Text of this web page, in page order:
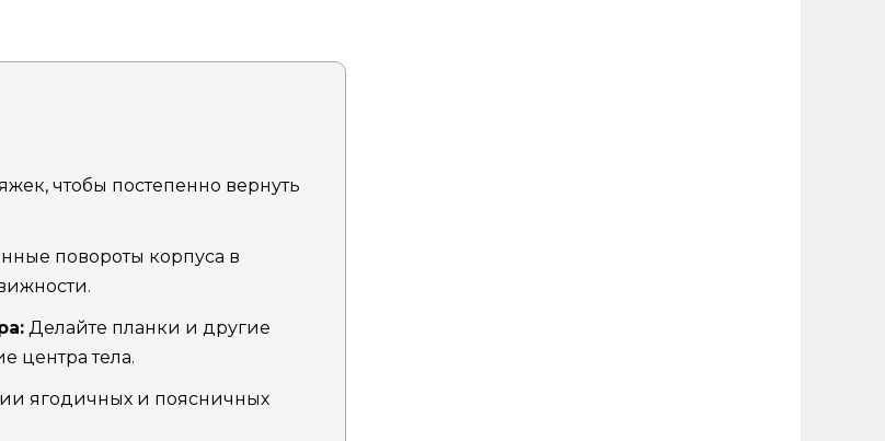
чтобы постепенно вернуть
повороты корпуса в
Делайте планки и другие
центра тела.
ягодичных и поясничных